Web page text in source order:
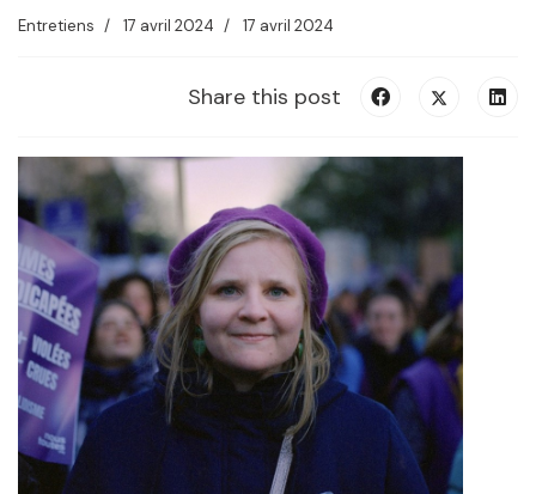
Entretiens 17 avril 2024 17 avril 2024
Share this post